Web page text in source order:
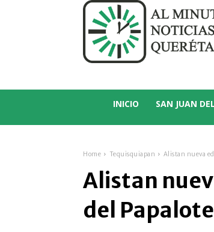
INICIO SAN JUAN
Home Tequisquiapan Alistan nueva
Alistan
del